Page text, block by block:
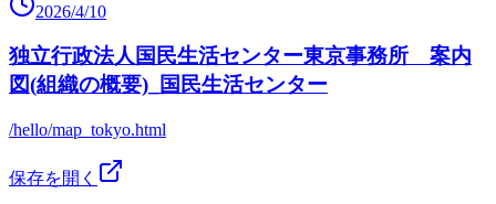
2026/4/10
独立行政法人国民生活センター東京事務所 案内
図(組織の概要)_国民生活センター
/hello/map_tokyo.html
保存を開く